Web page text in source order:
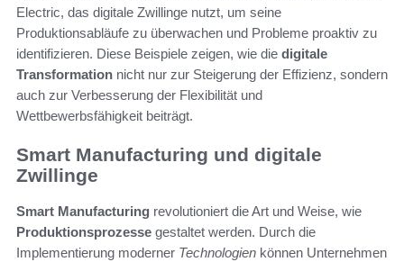
Electric, das digitale Zwillinge nutzt, um seine
Produktionsabläufe zu überwachen und Probleme proaktiv zu
identifizieren. Diese Beispiele zeigen, wie die digitale
Transformation nicht nur zur Steigerung der Effizienz, sondern
auch zur Verbesserung der Flexibilität und
Wettbewerbsfähigkeit beiträgt.
Smart Manufacturing und digitale
Zwillinge
Smart Manufacturing revolutioniert die Art und Weise, wie
Produktionsprozesse gestaltet werden. Durch die
Implementierung moderner Technologien können Unternehmen